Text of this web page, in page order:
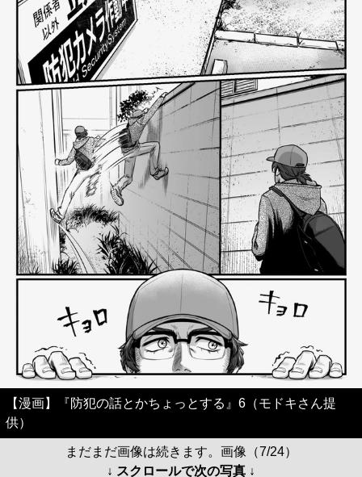
【漫画】『防犯の話とかちょっとする』6（モドキさん提
供）
まだまだ画像は続きます。画像（7/24）
↓ スクロールで次の写真 ↓